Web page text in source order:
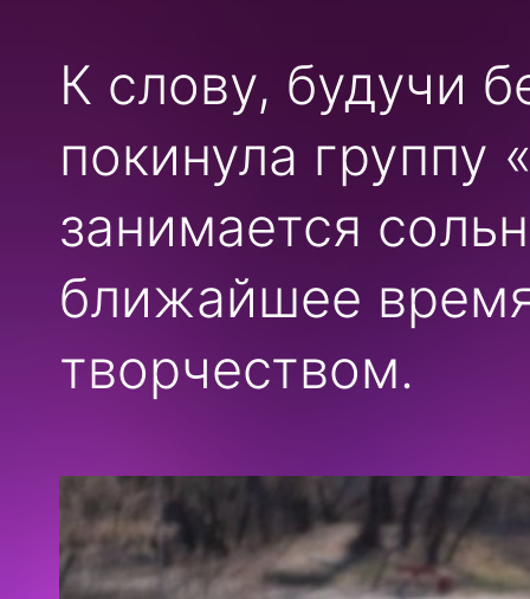
К слову, будучи
покинула группу
занимается
ближайшее
творчеством.